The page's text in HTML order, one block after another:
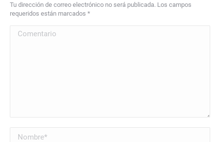
Tu dirección de correo electrónico no será publicada. Los campos
requeridos están marcados *
Comentario
Nombre *